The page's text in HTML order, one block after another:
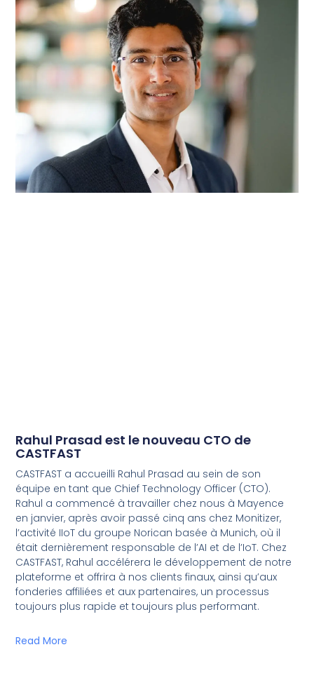
Rahul Prasad est le nouveau CTO de
CASTFAST
CASTFAST a accueilli Rahul Prasad au sein de son
équipe en tant que Chief Technology Officer (CTO).
Rahul a commencé à travailler chez nous à Mayence
en janvier, après avoir passé cinq ans chez Monitizer,
l’activité IIoT du groupe Norican basée à Munich, où il
était dernièrement responsable de l’AI et de l’IoT. Chez
CASTFAST, Rahul accélérera le développement de notre
plateforme et offrira à nos clients finaux, ainsi qu’aux
fonderies affiliées et aux partenaires, un processus
toujours plus rapide et toujours plus performant.
Read More